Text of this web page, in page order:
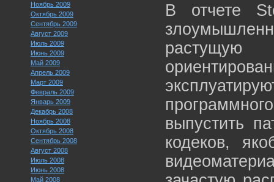
Ноябрь 2009
Октябрь 2009
Сентябрь 2009
Август 2009
Июль 2009
Июнь 2009
Май 2009
Апрель 2009
Март 2009
Февраль 2009
Январь 2009
Декабрь 2008
Ноябрь 2008
Октябрь 2008
Сентябрь 2008
Август 2008
Июль 2008
Июнь 2008
Май 2008
В отчете
выпустить
кодеков,